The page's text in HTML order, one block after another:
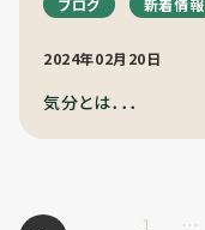
ブログ 新着情報
2024年02月20日
気分とは．．．
1 …